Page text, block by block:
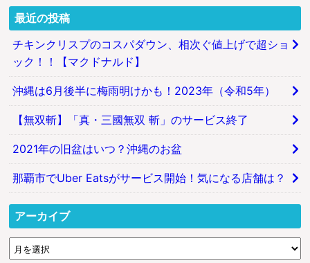
最近の投稿
チキンクリスプのコスパダウン、相次ぐ値上げで超ショ
ック！！【マクドナルド】
沖縄は6月後半に梅雨明けかも！2023年（令和5年）
【無双斬】「真・三國無双 斬」のサービス終了
2021年の旧盆はいつ？沖縄のお盆
那覇市でUber Eatsがサービス開始！気になる店舗は？
アーカイブ